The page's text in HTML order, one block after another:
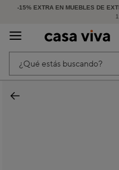
-15% EXTRA EN MUEBLES DE
HASTA -60% DE
¿Qué estás buscando?